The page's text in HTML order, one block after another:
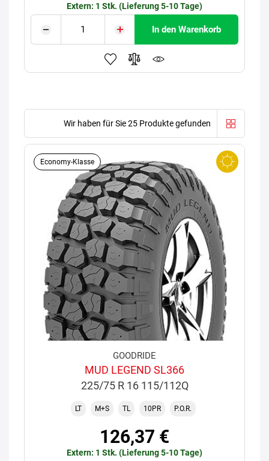
Extern: 1 Stk. (Lieferung 5-10 Tage)
In den Warenkorb
Wir haben für Sie 25 Produkte gefunden
Economy-Klasse
GOODRIDE
MUD LEGEND SL366
225/75 R 16 115/112Q
LT M+S TL 10PR P.O.R.
126,37 €
Extern: 1 Stk. (Lieferung 5-10 Tage)